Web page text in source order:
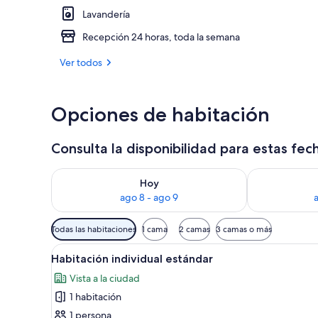
Lavandería
Recepción 24 horas, toda la semana
Ver todos
Opciones de habitación
Consulta la disponibilidad para estas
Hoy
ago 8 - ago 9
Consulta la disponibilidad para hoy ago 8 - ago 9
Consulta la
Filtros
disponibles
para
las
habitaciones
Todas las habitaciones 1 cama 2 camas 3 camas o más
Ver
todas
las
fotos
Una habitación de hotel con
7
Habitación individual estándar
Vista a la ciudad
1 habitación
1 persona